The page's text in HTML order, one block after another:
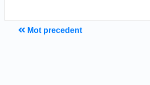
Mot precedent